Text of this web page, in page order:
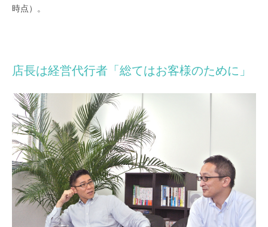
時点）。
店長は経営代行者「総てはお客様のために」